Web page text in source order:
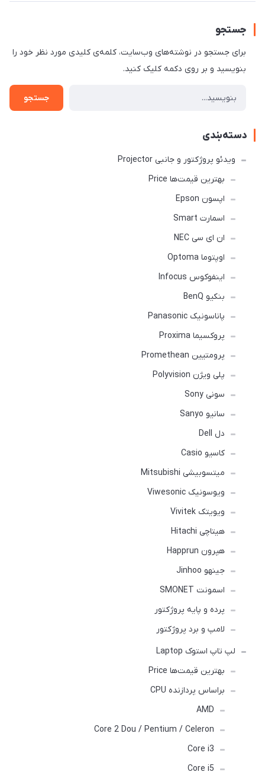
جستجو
برای جستجو در نوشته‌های وب‌سایت، کلمه‌ی کلیدی مورد نظر خود را
بنویسید و بر روی دکمه کلیک کنید.
جستجو
دسته‌بندی
ویدئو پروژکتور و جانبی Projector
بهترین قیمت‌ها Price
اپسون Epson
اسمارت Smart
ان ای سی NEC
اوپتوما Optoma
اینفوکوس Infocus
بنکیو BenQ
پاناسونیک Panasonic
پروکسیما Proxima
پرومتیین Promethean
پلی ویژن Polyvision
سونی Sony
سانیو Sanyo
دل Dell
کاسیو Casio
میتسوبیشی Mitsubishi
ویوسونیک Viwesonic
ویویتک Vivitek
هیتاچی Hitachi
هپرون Happrun
جینهو Jinhoo
اسمونت SMONET
پرده و پایه پروژکتور
لامپ و برد پروژکتور
لپ تاپ استوک Laptop
بهترین قیمت‌ها Price
براساس پردازنده CPU
AMD
Core 2 Dou / Pentium / Celeron
Core i3
Core i5